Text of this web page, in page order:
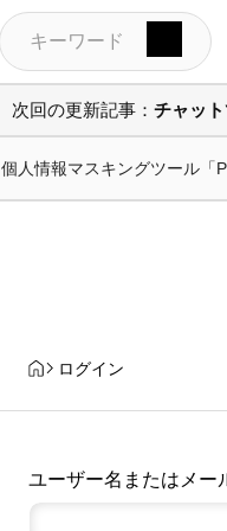
次回の更新記事： チャッ
個人情報マスキングツール「
ログイン
ユーザー名またはメー